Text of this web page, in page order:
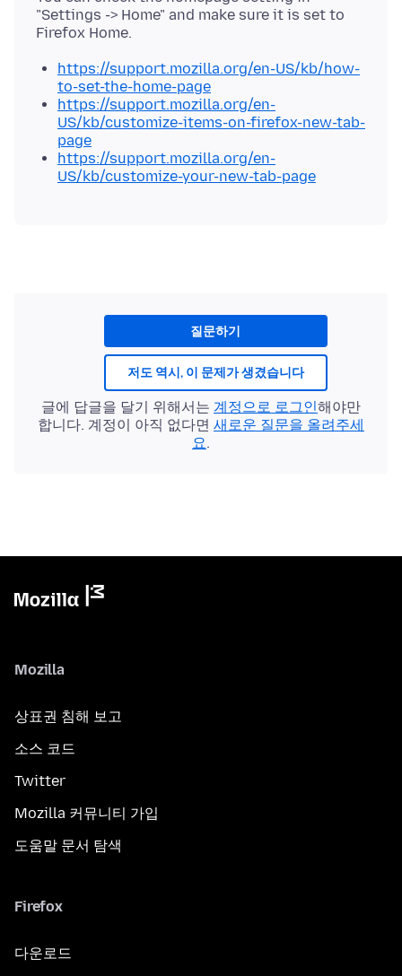
"Settings -> Home" and make sure it is set to
https://support.mozilla.org/en-US/kb/how-
to-set-the-home-page
https://support.mozilla.org/en-
US/kb/customize-items-on-firefox-new-tab-
page
https://support.mozilla.org/en-
US/kb/customize-your-new-tab-page
질문하기
저도 역시, 이 문제가 생겼습니다
글에 답글을 달기 위해서는 계정으로 로그인해야만
합니다. 계정이 아직 없다면 새로운 질문을 올려주세
요.
Mozilla
상표권 침해 보고
소스 코드
Twitter
Mozilla 커뮤니티 가입
도움말 문서 탐색
Firefox
다운로드